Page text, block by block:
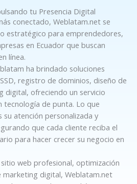
tu Presencia Digital
conectado, Weblatam.net se
estratégico para emprendedores,
en Ecuador que buscan
línea.
ha brindado soluciones
registro de dominios, diseño de
digital, ofreciendo un servicio
tecnología de punta. Lo que
su atención personalizada y
que cada cliente reciba el
para hacer crecer su negocio en
web profesional, optimización
marketing digital, Weblatam.net